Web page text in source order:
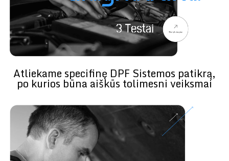
Atliekame specifinę DPF Sistemos patikrą,
po kurios būna aiškūs tolimesni veiksmai